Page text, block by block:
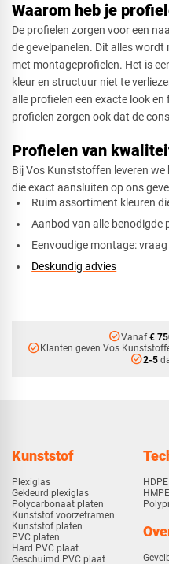
Waarom heb je
De profielen zorgen voor een
de gevelpanelen. Dit alles
met montageprofielen. Het is
kleur en structuur niet te
alle profielen een exacte look en
profielen zorgen ook dat de
Profielen van
Bij Vos Kunststoffen leveren
die exact aansluiten op ons
Ruim assortiment kleuren
Aanbod van alle benodigde
Eenvoudige montage:
Deskundig advies
check_circleVanaf€
check_circleKlanten geven Vos
check_circle2-5
Kunststof
Plexiglas
Gekleurd plexiglas
Polycarbonaat platen
Kunststof voorzetramen
Kunststof platen
PVC platen
Hard PVC plaat
Geschuimd PVC plaat